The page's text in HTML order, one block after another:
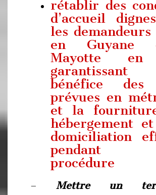
rétablir des
d’accueil
les demandeurs
en
Mayotte
bénéfice des
prévues en
et la
hébergement et
domiciliation
pendant
procédure
– Mettre un